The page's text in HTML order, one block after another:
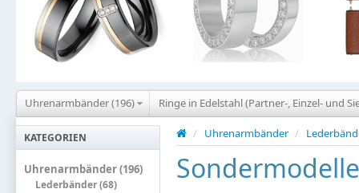
Uhrenarmbänder (196) Ringe in Edelstahl (Partner-, Einzel- und
KATEGORIEN
Uhrenarmbänder (196)
Lederbänder (68)
/ Uhrenarmbänder /
Sondermodelle